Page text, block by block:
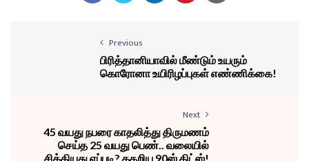
Previous
பிரித்தானியாவில் மீண்டும் உயரும்
கொரோனா உயிரிழப்புகள் எண்ணிக்கை!
Next
45 வயது நபரை காதலித்து திருமணம்
செய்த 25 வயது பெண்.. வலையில்
சிக்கியது எப்படி? கதறிய 90ஸ் கிட்ஸ்!